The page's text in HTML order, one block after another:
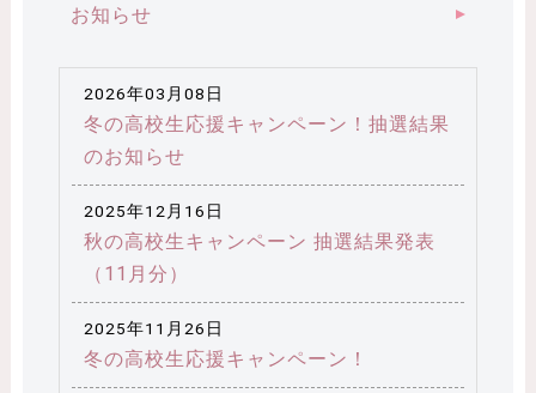
お知らせ
2026年03月08日
冬の高校生応援キャンペーン！抽選結果
のお知らせ
2025年12月16日
秋の高校生キャンペーン 抽選結果発表
（11月分）
2025年11月26日
冬の高校生応援キャンペーン！